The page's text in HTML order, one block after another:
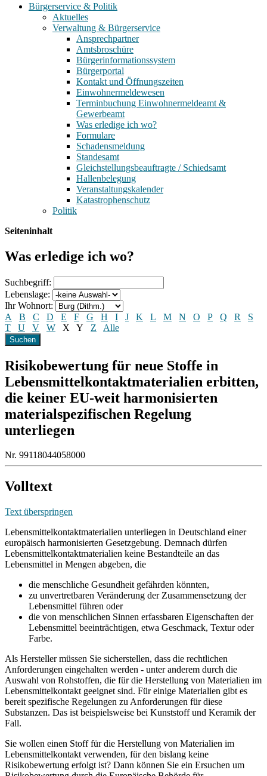
Bürgerservice & Politik
Aktuelles
Verwaltung & Bürgerservice
Ansprechpartner
Amtsbroschüre
Bürgerinformationssystem
Bürgerportal
Kontakt und Öffnungszeiten
Einwohnermeldewesen
Terminbuchung Einwohnermeldeamt &
Gewerbeamt
Was erledige ich wo?
Formulare
Schadensmeldung
Standesamt
Gleichstellungsbeauftragte / Schiedsamt
Hallenbelegung
Veranstaltungskalender
Katastrophenschutz
Politik
Seiteninhalt
Was erledige ich wo?
Suchbegriff:
Lebenslage:
Ihr Wohnort:
A
B C D E F G H I J K L M N O P Q R
S
T
U V W X Y Z Alle
Risikobewertung für neue Stoffe in
Lebensmittelkontaktmaterialien erbitten,
die keiner EU-weit harmonisierten
materialspezifischen Regelung
unterliegen
Nr. 99118044058000
Volltext
Text überspringen
Lebensmittelkontaktmaterialien unterliegen in Deutschland einer
europäisch harmonisierten Gesetzgebung. Demnach dürfen
Lebensmittelkontaktmaterialien keine Bestandteile an das
Lebensmittel in Mengen abgeben, die
die menschliche Gesundheit gefährden könnten,
zu unvertretbaren Veränderung der Zusammensetzung der
Lebensmittel führen oder
die von menschlichen Sinnen erfassbaren Eigenschaften der
Lebensmittel beeinträchtigen, etwa Geschmack, Textur oder
Farbe.
Als Hersteller müssen Sie sicherstellen, dass die rechtlichen
Anforderungen eingehalten werden - unter anderem durch die
Auswahl von Rohstoffen, die für die Herstellung von Materialien im
Lebensmittelkontakt geeignet sind. Für einige Materialien gibt es
bereit spezifische Regelungen zu Anforderungen für diese
Substanzen. Das ist beispielsweise bei Kunststoff und Keramik der
Fall.
Sie wollen einen Stoff für die Herstellung von Materialien im
Lebensmittelkontakt verwenden, für den bislang keine
Risikobewertung erfolgt ist? Dann können Sie ein Ersuchen um